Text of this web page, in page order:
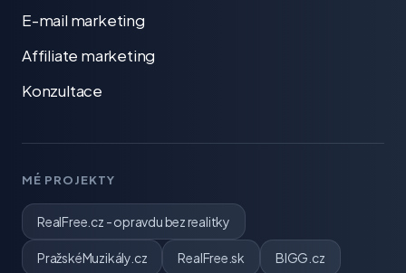
E-mail marketing
Affiliate marketing
Konzultace
MÉ PROJEKTY
RealFree.cz - opravdu bez realitky
PražskéMuzikály.cz RealFree.sk BIGG.cz